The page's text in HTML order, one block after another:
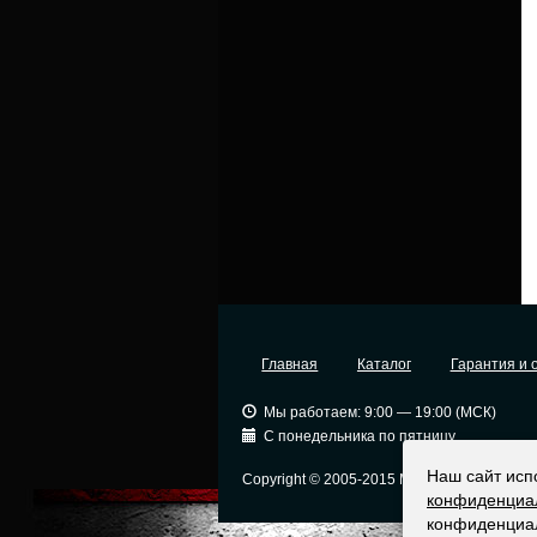
Главная Каталог Гарантия и
Мы работаем: 9:00 — 19:00 (МСК)
С понедельника по пятницу
Copyright © 2005-2015 МоскваНаш сайт